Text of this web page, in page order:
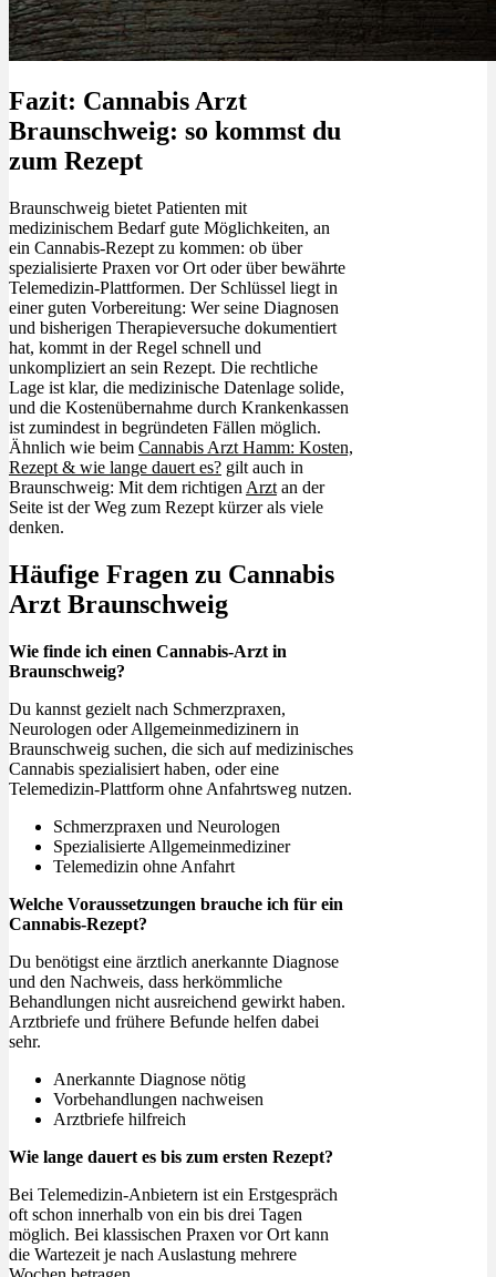
Fazit: Cannabis Arzt
Braunschweig: so kommst du
zum Rezept
Braunschweig bietet Patienten mit
medizinischem Bedarf gute Möglichkeiten, an
ein Cannabis-Rezept zu kommen: ob über
spezialisierte Praxen vor Ort oder über bewährte
Telemedizin-Plattformen. Der Schlüssel liegt in
einer guten Vorbereitung: Wer seine Diagnosen
und bisherigen Therapieversuche dokumentiert
hat, kommt in der Regel schnell und
unkompliziert an sein Rezept. Die rechtliche
Lage ist klar, die medizinische Datenlage solide,
und die Kostenübernahme durch Krankenkassen
ist zumindest in begründeten Fällen möglich.
Ähnlich wie beim Cannabis Arzt Hamm: Kosten,
Rezept & wie lange dauert es? gilt auch in
Braunschweig: Mit dem richtigen Arzt an der
Seite ist der Weg zum Rezept kürzer als viele
denken.
Häufige Fragen zu Cannabis
Arzt Braunschweig
Wie finde ich einen Cannabis-Arzt in
Braunschweig?
Du kannst gezielt nach Schmerzpraxen,
Neurologen oder Allgemeinmedizinern in
Braunschweig suchen, die sich auf medizinisches
Cannabis spezialisiert haben, oder eine
Telemedizin-Plattform ohne Anfahrtsweg nutzen.
Schmerzpraxen und Neurologen
Spezialisierte Allgemeinmediziner
Telemedizin ohne Anfahrt
Welche Voraussetzungen brauche ich für ein
Cannabis-Rezept?
Du benötigst eine ärztlich anerkannte Diagnose
und den Nachweis, dass herkömmliche
Behandlungen nicht ausreichend gewirkt haben.
Arztbriefe und frühere Befunde helfen dabei
sehr.
Anerkannte Diagnose nötig
Vorbehandlungen nachweisen
Arztbriefe hilfreich
Wie lange dauert es bis zum ersten Rezept?
Bei Telemedizin-Anbietern ist ein Erstgespräch
oft schon innerhalb von ein bis drei Tagen
möglich. Bei klassischen Praxen vor Ort kann
die Wartezeit je nach Auslastung mehrere